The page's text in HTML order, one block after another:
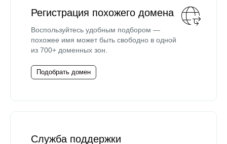
Регистрация похожего домена
Воспользуйтесь удобным подбором —
похожее имя может быть свободно в одной
из 700+ доменных зон.
Подобрать домен
Служба поддержки